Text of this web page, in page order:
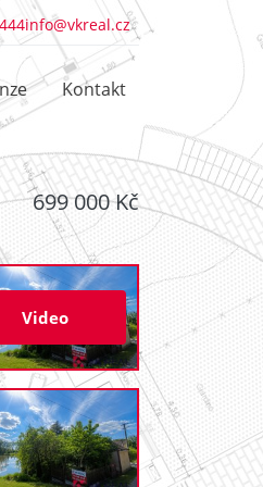
info@vkreal.cz
Kontakt
699 000 Kč
Video